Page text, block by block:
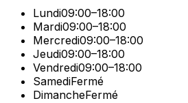
Lundi09:00–18:00
Mardi09:00–18:00
Mercredi09:00–18:00
Jeudi09:00–18:00
Vendredi09:00–18:00
SamediFermé
DimancheFermé